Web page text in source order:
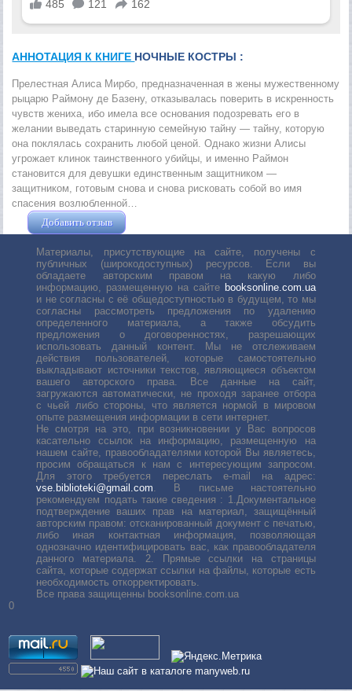
АННОТАЦИЯ К КНИГЕ НОЧНЫЕ КОСТРЫ :
Прелестная Алиса Мирбо, предназначенная в жены мужественному
рыцарю Раймону де Базену, отказывалась поверить в искренность
чувств жениха, ибо имела все основания подозревать его в
желании выведать старинную семейную тайну — тайну, которую
она поклялась сохранить любой ценой. Однако жизни Алисы
угрожает клинок таинственного убийцы, и именно Раймон
становится для девушки единственным защитником —
защитником, готовым снова и снова рисковать собой во имя
спасения возлюбленной…
Добавить отзыв
Материалы, присутствующие на сайте, получены с
публичных (широкодоступных) ресурсов. Если вы
обладаете авторским правом на какую либо
информацию, размещенную на сайте booksonline.com.ua
и не согласны с её общедоступностью в будущем, то мы
согласны рассмотреть предложения по удалению
определенного материала, а также обсудить
предложения о договоренностях, разрешающих
использовать данный контент. Мы не отслеживаем
действия пользователей, которые самостоятельно
выкладывают источники текстов, являющиеся объектом
вашего авторского права. Все данные на сайт,
загружаются автоматически, не проходя заранее отбора
с чьей либо стороны, что является нормой в мировом
опыте размещения информации в сети интернет.
Не смотря на это, при возникновении у Вас вопросов
касательно ссылок на информацию, размещенную на
нашем сайте, правообладателями которой Вы являетесь,
просим обращаться к нам с интересующим запросом.
Для этого требуется переслать е-mail на адрес:
vse.biblioteki@gmail.com . В письме настоятельно
рекомендуем подать такие сведения : 1.Документальное
подтверждение ваших прав на материал, защищённый
авторским правом: отсканированный документ с печатью,
либо иная контактная информация, позволяющая
однозначно идентифицировать вас, как правообладателя
данного материала. 2. Прямые ссылки на страницы
сайта, которые содержат ссылки на файлы, которые есть
необходимость откорректировать.
Все права защищенны booksonline.com.ua
0